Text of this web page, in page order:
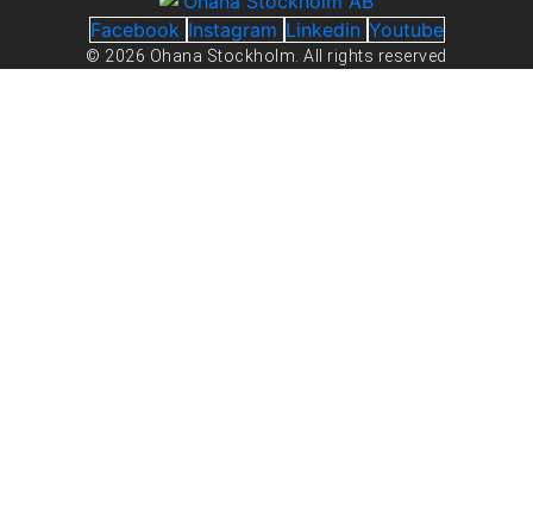
Facebook Instagram Linkedin Youtube
© 2026 Ohana Stockholm. All rights reserved